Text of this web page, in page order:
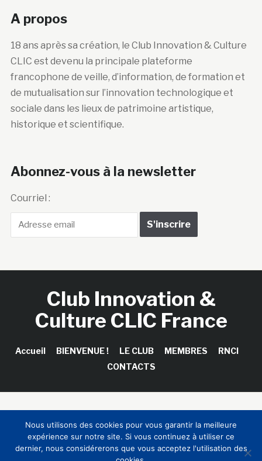
A propos
18 ans après sa création, le Club Innovation & Culture
CLIC est devenu la principale plateforme
francophone de veille, d’information, de formation et
de mutualisation sur l’innovation technologique et
sociale dans les lieux de patrimoine artistique,
historique et scientifique.
Abonnez-vous à la newsletter
Courriel :
Club Innovation &
Culture CLIC France
Accueil BIENVENUE ! LE CLUB MEMBRES
RNCI
CONTACTS
Sinapses Conseils
Nous utilisons des cookies pour vous garantir la meilleure
expérience sur notre site. Si vous continuez à utiliser ce
dernier, nous considérerons que vous acceptez l'utilisation des